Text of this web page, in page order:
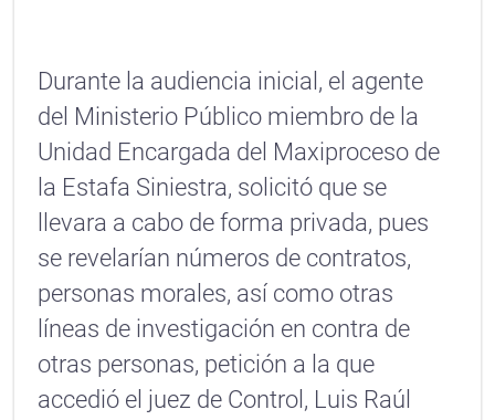
Durante la audiencia inicial, el agente
del Ministerio Público miembro de la
Unidad Encargada del Maxiproceso de
la Estafa Siniestra, solicitó que se
llevara a cabo de forma privada, pues
se revelarían números de contratos,
personas morales, así como otras
líneas de investigación en contra de
otras personas, petición a la que
accedió el juez de Control, Luis Raúl